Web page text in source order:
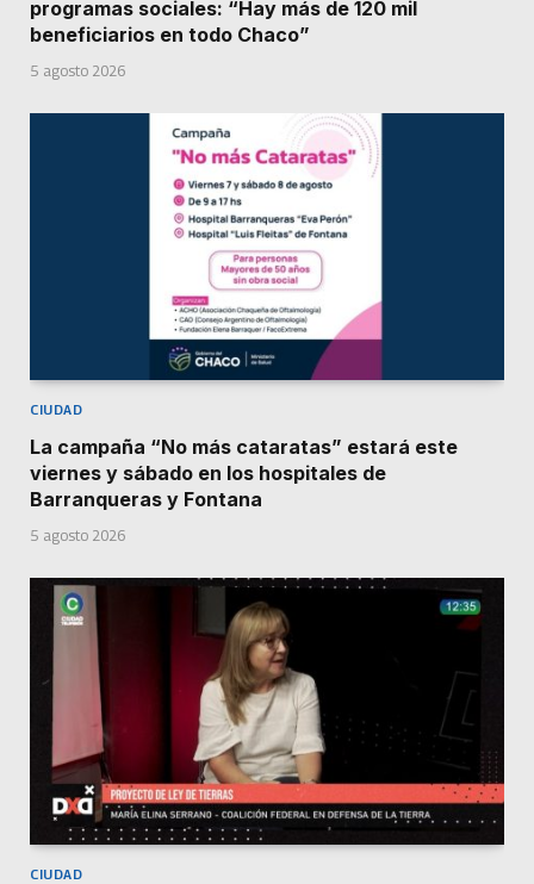
programas sociales: “Hay más de 120 mil
beneficiarios en todo Chaco”
5 agosto 2026
CIUDAD
La campaña “No más cataratas” estará este
viernes y sábado en los hospitales de
Barranqueras y Fontana
5 agosto 2026
CIUDAD